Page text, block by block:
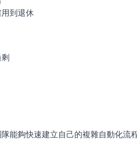
到退休
能夠快速建立自己的複雜自動化流